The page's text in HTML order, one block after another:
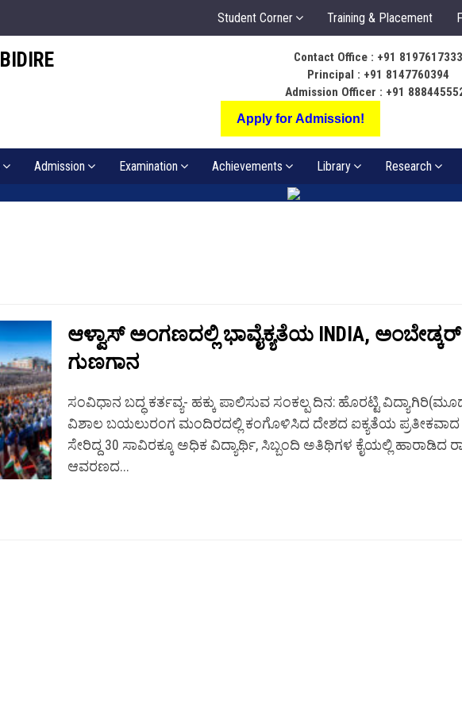
Student Corner Training & Placement
Contact Office : +91 8197617333
Principal : +91 8147760394
Admission Officer : +91
Apply for Admission!
ಬೆಳಕು ಅಂತರಂಗ
Admission Examination Achievements Library Research
ಆಳ್ವಾಸ್ ಅಂಗಣದಲ್ಲಿ ಭಾವೈಕ್ಯತೆಯ INDIA, ಅಂಬೇಡ್ಕರ್
ಗುಣಗಾನ
ಸಂವಿಧಾನ ಬದ್ಧ ಕರ್ತವ್ಯ- ಹಕ್ಕು ಪಾಲಿಸುವ ಸಂಕಲ್ಪ ದಿನ: ಹೊರಟ್ಟಿ
ವಿಶಾಲ ಬಯಲುರಂಗ ಮಂದಿರದಲ್ಲಿ ಕಂಗೊಳಿಸಿದ ದೇಶದ ಐಕ್ಯತೆಯ ಪ್ರತೀಕವಾದ
ಸೇರಿದ್ದ 30 ಸಾವಿರಕ್ಕೂ ಅಧಿಕ ವಿದ್ಯಾರ್ಥಿ, ಸಿಬ್ಬಂದಿ ಅತಿಥಿಗಳ ಕೈಯಲ್ಲಿ ಹಾರಾಡಿದ
ಆವರಣದ...